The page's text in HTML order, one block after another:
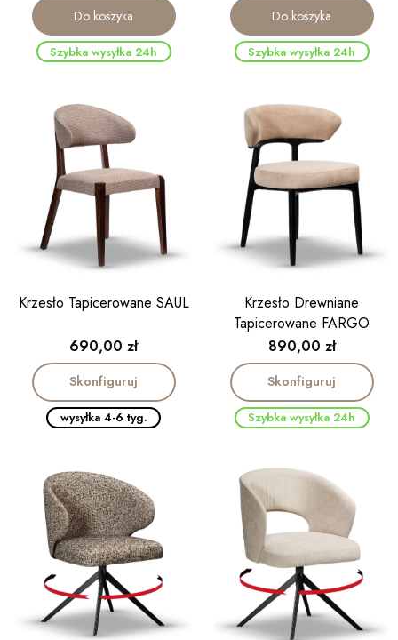
Do koszyka
Szybka wysyłka 24h
Do koszyka
Szybka wysyłka 24h
Krzesło Tapicerowane SAUL
Cena
690,00 zł
Skonfiguruj
wysyłka 4-6 tyg.
Krzesło Drewniane
Tapicerowane FARGO
czarne
Cena
890,00 zł
Skonfiguruj
Szybka wysyłka 24h